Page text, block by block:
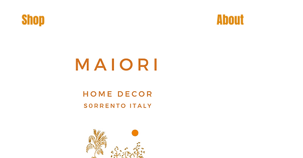
Shop About